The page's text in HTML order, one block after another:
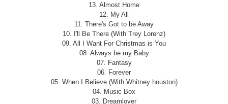
13. Almost Home
12. My All
11. There's Got to be Away
10. I'll Be There (With Trey Lorenz)
09. All I Want For Christmas is You
08. Always be my Baby
07. Fantasy
06. Forever
05. When I Believe (With Whitney houston)
04. Music Box
03. Dreamlover